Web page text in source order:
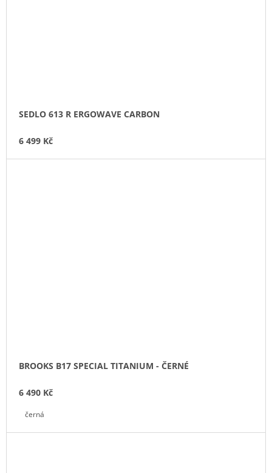
SEDLO 613 R ERGOWAVE CARBON
6 499 Kč
BROOKS B17 SPECIAL TITANIUM - ČERNÉ
6 490 Kč
černá